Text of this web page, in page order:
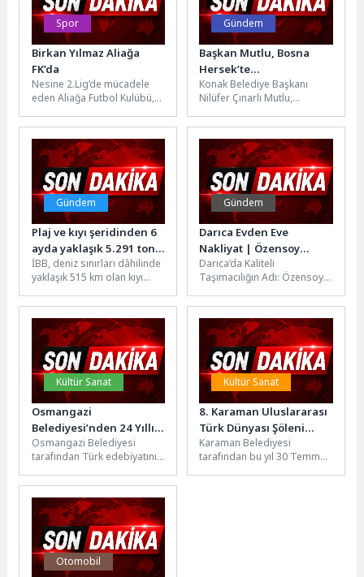
Spor
Birkan Yılmaz Aliağa
FK’da
Nesine 2.Lig’de mücadele
eden Aliağa Futbol Kulübü,
kapsamında Birkan Yılmaz’ı
kadrosuna kattı. Sarı-
siyahlı...
Gündem
Başkan Mutlu, Bosna
Hersek’te
Srebrenitsa’nın acısına
ortak oldu
Konak Belediye Başkanı
Nilüfer Çınarlı Mutlu,
yıl dönümünde Bosna
Hersek’te düzenlenen
anma...
Gündem
Plaj ve kıyı şeridinden 6
ayda yaklaşık 5.291 ton
atık temizlendi
İBB, deniz sınırları dâhilinde
yaklaşık 515 km olan kıyı
temizlik ekibi...
Gündem
Darıca Evden Eve
Nakliyat | Özensoy
Bayramoğlu
Darıca’da Kaliteli
Taşımacılığın Adı: Özensoy
Nakliyat Darıca/Kocaeli –
Yerel ekonomiye katkı
sağlayan...
Kültür Sanat
Osmangazi
Belediyesi’nden 24 Yıllık
Edebiyat Geleneği
Osmangazi Belediyesi
tarafından Türk edebiyatının
Hamdi Tanpınar’ın hatırasını
yaşatmak ve yeni kalemleri...
Kültür Sanat
8. Karaman Uluslararası
Türk Dünyası Şöleni
Büyük Bir Coşkuyla
Kutlandı
Karaman Belediyesi
tarafından bu yıl 30 Temmuz
Otomobil